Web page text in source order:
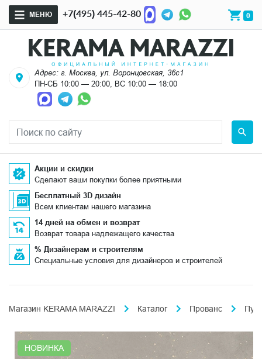
МЕНЮ +7(495) 445-42-80 0
Адрес: г. Москва, ул. Воронцовская, 36с1
ПН-СБ 10:00 — 20:00, ВС 10:00 — 18:00
Акции и скидки
Сделают ваши покупки более приятными
Бесплатный 3D дизайн
Всем клиентам нашего магазина
14 дней на обмен и возврат
Возврат товара надлежащего качества
% Дизайнерам и строителям
Специальные условия для дизайнеров и строителей
Магазин KERAMA MARAZZI Каталог Прованс
НОВИНКА